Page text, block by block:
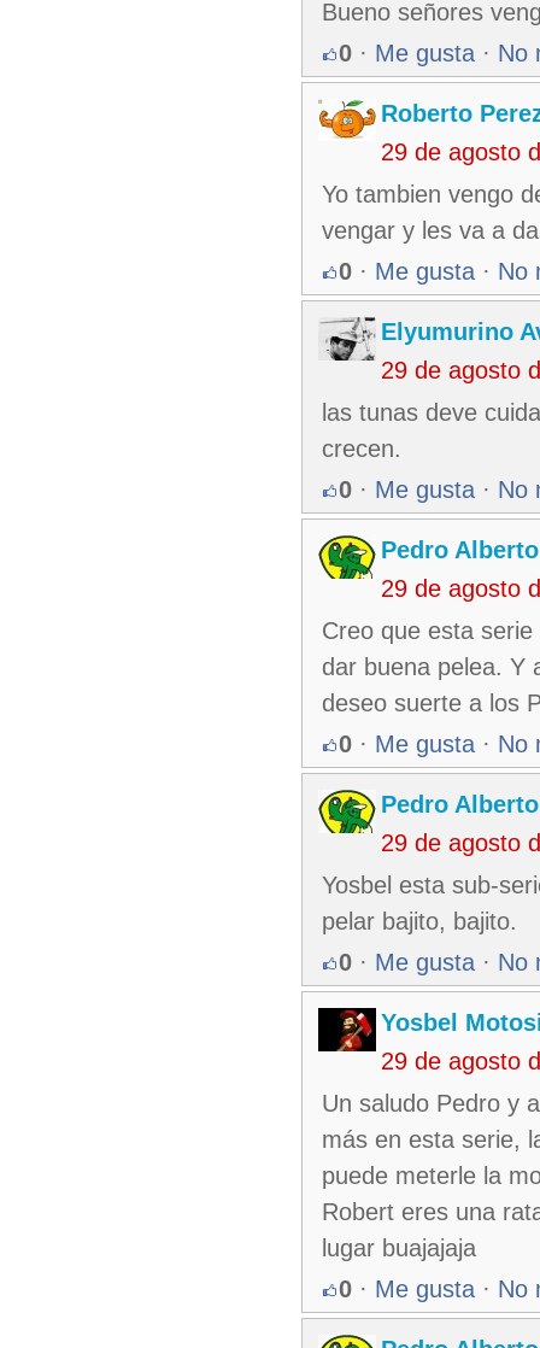
Bueno señores
0 · Me gusta · No
Roberto
29 de agosto
Yo tambien vengo
vengar y les va a
0 · Me gusta · No
Elyumurino
29 de agosto
las tunas deve
crecen.
0 · Me gusta · No
Pedro
29 de agosto
Creo que esta
dar buena pelea. Y
deseo suerte a los
0 · Me gusta · No
Pedro
29 de agosto
Yosbel esta sub-
pelar bajito, bajito.
0 · Me gusta · No
Yosbel
29 de agosto
Un saludo Pedro y
más en esta serie,
puede meterle la
Robert eres una
lugar buajajaja
0 · Me gusta · No